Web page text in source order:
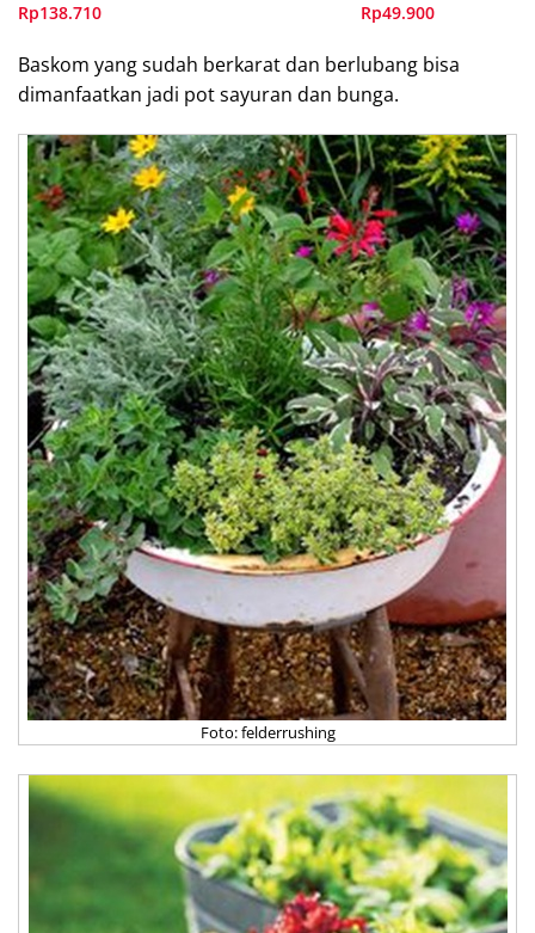
Rp138.710
Rp49.900
Baskom yang sudah berkarat dan berlubang bisa
dimanfaatkan jadi pot sayuran dan bunga.
Foto: felderrushing